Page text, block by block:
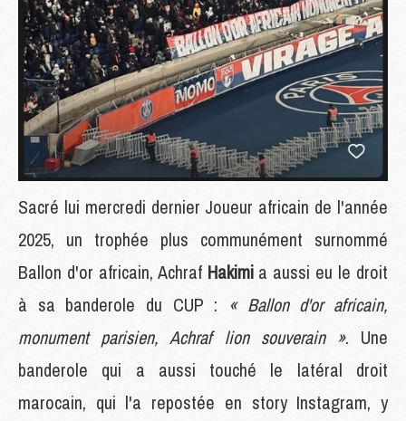
Sacré lui mercredi dernier Joueur africain de l'année
2025, un trophée plus communément surnommé
Ballon d'or africain, Achraf Hakimi a aussi eu le droit
à sa banderole du CUP : « Ballon d'or africain,
monument parisien, Achraf lion souverain ». Une
banderole qui a aussi touché le latéral droit
marocain, qui l'a repostée en story Instagram, y